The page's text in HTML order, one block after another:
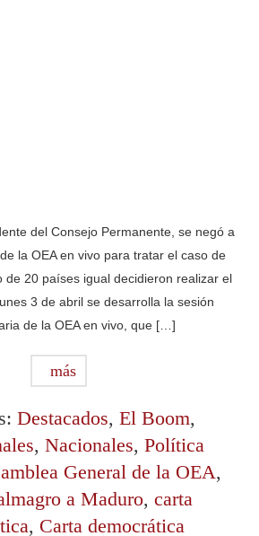
del Consejo Permanente, se negó a
la OEA en vivo para tratar el caso de
de 20 países igual decidieron realizar el
3 de abril se desarrolla la sesión
de la OEA en vivo, que […]
más
Destacados, El Boom,
, Nacionales, Política
General de la OEA,
a Maduro, carta
, Carta democrática